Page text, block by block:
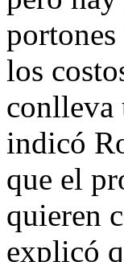
los
conlleva
indicó
que el
quieren
explicó